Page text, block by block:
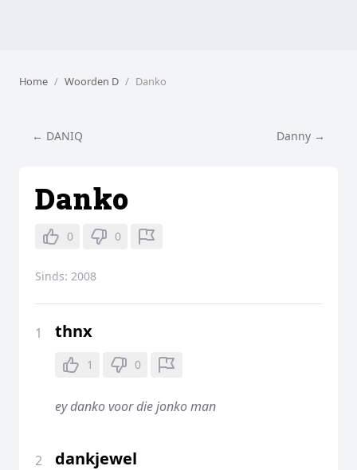
Home Woorden D Danko
← DANIQ Danny →
Danko
0 0
Sinds: 2008
1 thnx
1 0
ey danko voor die jonko man
2 dankjewel